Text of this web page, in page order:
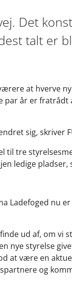
Det
talt er
at hverve
par år er fratrådt
sig, skriver
til tre
ledige pladser,
Ladefoged nu
ud af, om vi
nye styrelse
at være en
og